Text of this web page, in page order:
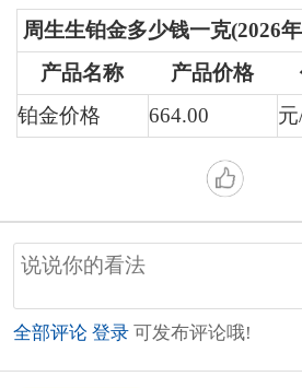
周生生铂金多少钱一克(2026
产品名称
产品价格
铂金价格
664.00
全部评论 登录 可发布评论哦!